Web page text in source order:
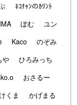
ﾈｺﾁｬﾝのｶﾘﾝﾄ
ぽむ
ユン
Kaco
のぞみ
や
ひろみっち
おさるー
くま
かげまる